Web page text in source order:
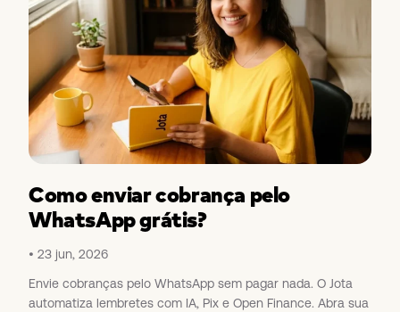
Como enviar cobrança pelo
WhatsApp grátis?
23 jun, 2026
Envie cobranças pelo WhatsApp sem pagar nada. O Jota
automatiza lembretes com IA, Pix e Open Finance. Abra sua